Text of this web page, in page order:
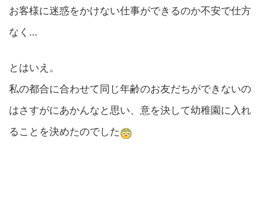
お客様に迷惑をかけない仕事ができるのか不安で仕方
なく…
とはいえ。
私の都合に合わせて同じ年齢のお友だちができないの
はさすがにあかんなと思い、意を決して幼稚園に入れ
ることを決めたのでした